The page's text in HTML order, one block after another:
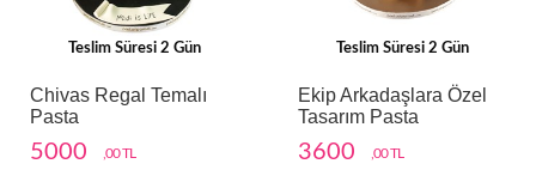
Teslim Süresi 2 Gün
Chivas Regal Temalı
Pasta
5000 ,00 TL
Teslim Süresi 2 Gün
Ekip Arkadaşlara Özel
Tasarım Pasta
3600 ,00 TL